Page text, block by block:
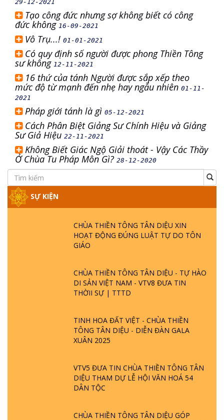
29-12-2021
Tạo công đức nhưng sợ không biết có công
đức không16-09-2021
Vô Trụ...! 01-01-2021
Có quy định số người được phong Thiền Tông
sư không 12-11-2021
16 thứ của tánh Người được sắp xếp theo
mức độ từ mạnh đến nhẹ hay ngẫu nhiên 01-11-
2021
Pháp giới tánh là gì 05-12-2021
Cách Phân Biệt Giảng Sư Chính Hiệu và Giảng
Sư Giả Hiệu 22-11-2021
Không Biết Giác Ngộ Giải thoát - Vậy Các Thầy
Ở Chùa Tu Pháp Môn Gì? 28-12-2020
SỰ KIỆN
CHÙA THIỀN TÔNG TÂN DIỆU XIN
HOẠT ĐỘNG ĐÚNG LUẬT TỰ DO TÔN
GIÁO
CHÙA THIỀN TÔNG TÂN DIỆU - TỰ HÀO
DI SẢN VIỆT NAM - VTV8 ĐƯA TIN
THỜII SỰ | TTTD
TINH HOA ĐẤT VIỆT - CHÙA THIỀN
TÔNG TÂN DIỆU - DIỄN ĐÀN GALA
XUÂN 2025
VTV5 ĐƯA TIN CHÙA THIỀN TÔNG TÂN
DIỆU THAM DỰ LỄ HỘI VĂN HOÁ 54
DÂN TỘC
CHÙA THIỀN TÔNG TÂN DIỆU GÓP